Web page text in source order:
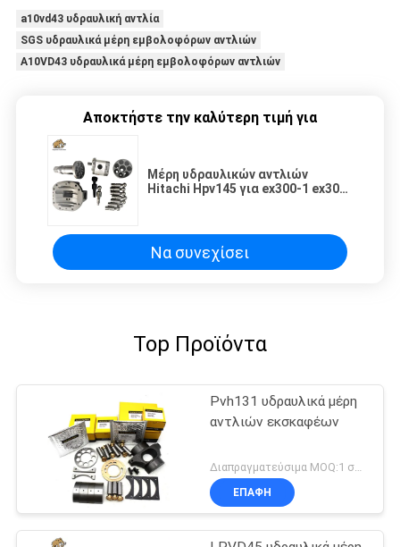
a10vd43 υδραυλική αντλία
SGS υδραυλικά μέρη εμβολοφόρων αντλιών
A10VD43 υδραυλικά μέρη εμβολοφόρων αντλιών
Αποκτήστε την καλύτερη τιμή για
Μέρη υδραυλικών αντλιών
Hitachi Hpv145 για ex300-1 ex300-
Να συνεχίσει
Top Προϊόντα
Pvh131 υδραυλικά μέρη
αντλιών εκσκαφέων
Διαπραγματεύσιμα MOQ:1 σύνολο
ΕΠΑΦΉ